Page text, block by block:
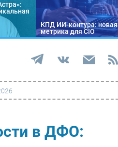
КПД ИИ-контура: новая
метрика для CIO
в ДФО: